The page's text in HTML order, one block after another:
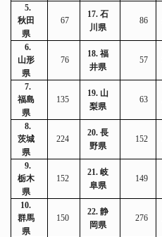
5.
秋田
県
67
17.石
川県
86
6.
山形
県
76
18.福
井県
57
7.
福島
県
135
19. 山
梨県
63
8.
茨城
県
224
20.長
野県
152
9.
栃木
県
152
21.岐
阜県
149
10.
群馬
県
150
22.静
岡県
276